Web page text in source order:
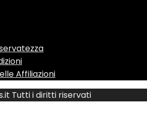
Affiliazioni
Tutti i diritti riservati